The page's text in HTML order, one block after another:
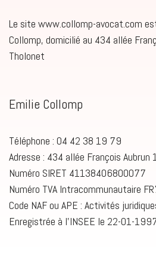
Le site www.collomp-avocat.com
Collomp, domicilié au 434 allée
Tholonet
Emilie Collomp
Téléphone : 04 42 38 19 79
Adresse : 434 allée François Aubrun
Numéro SIRET 41138406800077
Numéro TVA Intracommunautaire
Code NAF ou APE : Activités
Enregistrée à l'INSEE le 22-01-